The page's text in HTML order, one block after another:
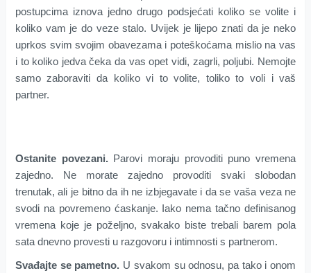
postupcima iznova jedno drugo podsjećati koliko se volite i
koliko vam je do veze stalo. Uvijek je lijepo znati da je neko
uprkos svim svojim obavezama i poteškoćama mislio na vas
i to koliko jedva čeka da vas opet vidi, zagrli, poljubi. Nemojte
samo zaboraviti da koliko vi to volite, toliko to voli i vaš
partner.
Ostanite povezani.Parovi moraju provoditi puno vremena
zajedno. Ne morate zajedno provoditi svaki slobodan
trenutak, ali je bitno da ih ne izbjegavate i da se vaša veza ne
svodi na povremeno ćaskanje. Iako nema tačno definisanog
vremena koje je poželjno, svakako biste trebali barem pola
sata dnevno provesti u razgovoru i intimnosti s partnerom.
Svađajte se pametno. U svakom su odnosu, pa tako i onom